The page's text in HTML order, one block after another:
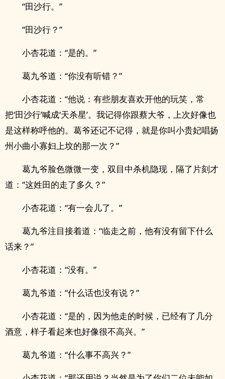
“田沙行。”
“田沙行？”
小杏花道：“是的。”
葛九爷道：“你没有听错？”
小杏花道：“他说：有些朋友喜欢开他的玩笑，常
把‘田沙行’喊成‘天杀星’。我记得你跟蔡大爷，上次好像也
是这样称呼他的。葛爷还记不记得，就是你叫小贵妃唱扬
州小曲小寡妇上坟的那一次？”
葛九爷脸色微微一变，双目中杀机隐现，隔了片刻才
道：“这姓田的走了多久？”
小杏花道：“有一会儿了。”
葛九爷注目接着道：“临走之前，他有没有留下什么
话来？”
小杏花道：“没有。”
葛九爷道：“什么话也没有说？”
小杏花道：“是的，因为他走的时候，已经有了几分
酒意，样子看起来也好像很不高兴。”
葛九爷道：“什么事不高兴？”